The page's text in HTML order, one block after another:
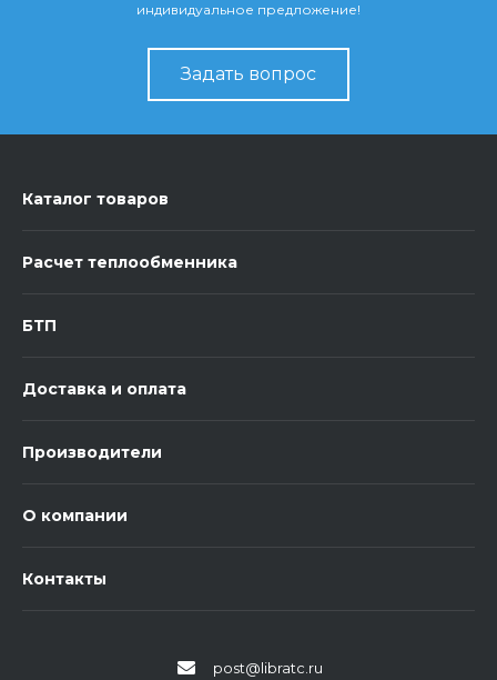
индивидуальное предложение!
Задать вопрос
Каталог товаров
Расчет теплообменника
БТП
Доставка и оплата
Производители
О компании
Контакты
post@libratc.ru